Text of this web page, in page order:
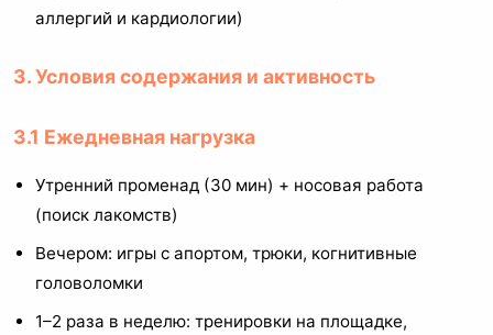
аллергий и кардиологии)
3. Условия содержания и активность
3.1 Ежедневная нагрузка
Утренний променад (30 мин) + носовая работа
(поиск лакомств)
Вечером: игры с апортом, трюки, когнитивные
головоломки
1–2 раза в неделю: тренировки на площадке,